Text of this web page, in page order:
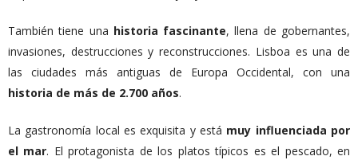
También tiene una historia fascinante, llena de gobernantes,
invasiones, destrucciones y reconstrucciones. Lisboa es una de
las ciudades más antiguas de Europa Occidental, con una
historia de más de 2.700 años.
La gastronomía local es exquisita y está muy influenciada por
el mar. El protagonista de los platos típicos es el pescado, en